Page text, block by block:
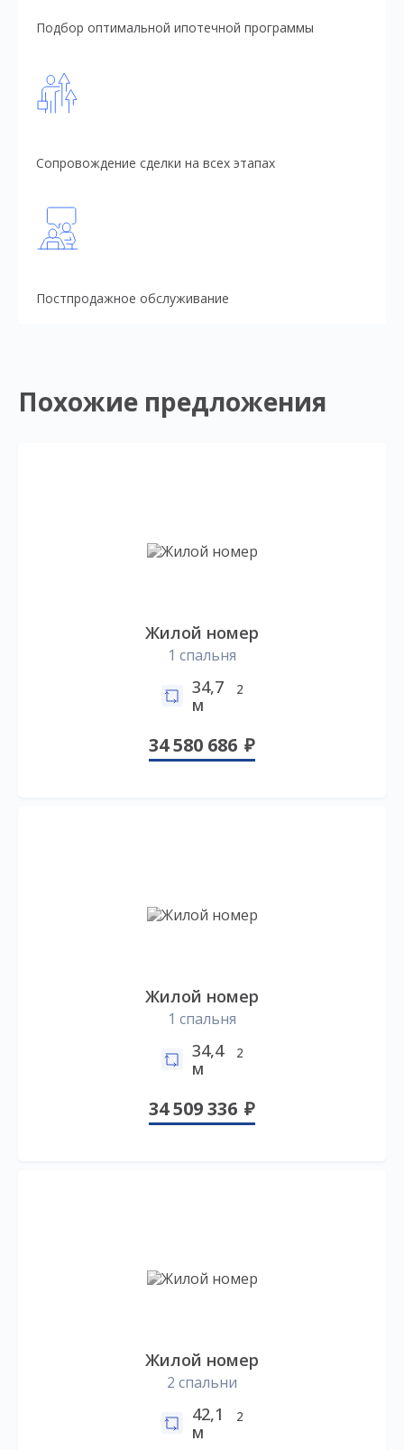
Подбор оптимальной ипотечной программы
Сопровождение сделки на всех этапах
Постпродажное обслуживание
Похожие предложения
Жилой номер
1 спальня
34,7
м
2
34 580 686
Жилой номер
1 спальня
34,4
м
2
34 509 336
Жилой номер
2 спальни
42,1
м
2